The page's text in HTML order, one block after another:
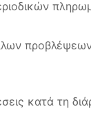
κατά τη